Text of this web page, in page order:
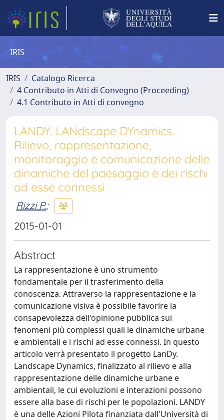
IRIS
IRIS
Catalogo Ricerca
4 Contributo in Atti di Convegno (Proceeding)
4.1 Contributo in Atti di convegno
LANDY. LANdscape DYnamics.
Rilievo, rappresentazione,
monitoraggio e comunicazione delle
dinamiche del paesaggio e dei rischi
ad esse connessi
Rizzi P.;
2015-01-01
Abstract
La rappresentazione è uno strumento
fondamentale per il trasferimento della
conoscenza. Attraverso la rappresentazione e la
comunicazione visiva è possibile favorire la
consapevolezza dell'opinione pubblica sui
fenomeni più complessi quali le dinamiche urbane
e ambientali e i rischi ad esse connessi. In questo
articolo verrà presentato il progetto LanDy.
Landscape Dynamics, finalizzato al rilievo e alla
rappresentazione delle dinamiche urbane e
ambientali, le cui evoluzioni e interazioni possono
essere alla base di rischi per le popolazioni. LANDY
è una delle Azioni Pilota finanziata dall'Università di